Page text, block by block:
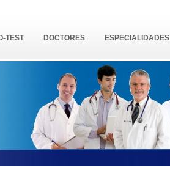
TEST DOCTORES ESPECIALIDADES